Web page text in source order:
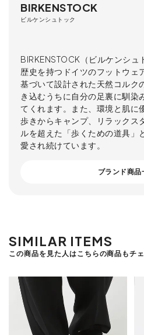
BIRKENSTOCK
ビルケンシュトック
BIRKENSTOCK（ビルケンシ
歴史を持つドイツのフットウェ
基づいて設計された天然コルク
き込むうちに自分の足裏に馴染
てくれます。また、環境と肌に
歩きからキャンプ、リラックス
ルを超えた「歩くための道具」
愛され続けています。
ブランド商品
SIMILAR ITEMS
この商品を見た人はこちらの商品もチ